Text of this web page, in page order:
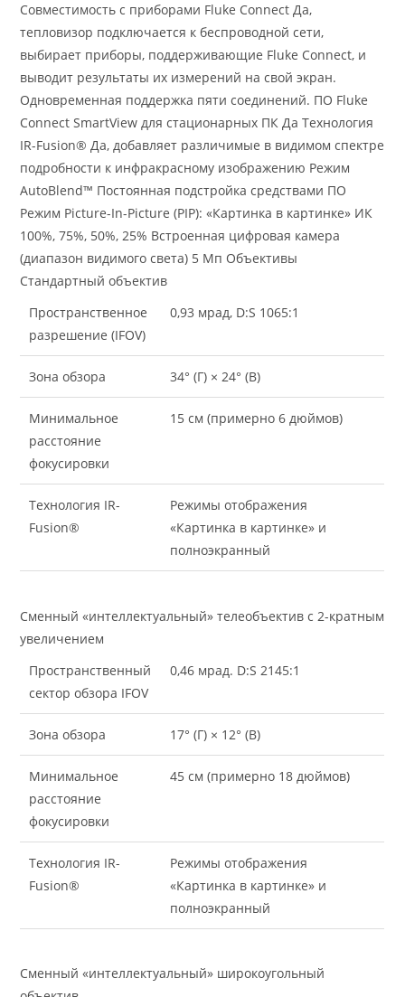
Совместимость с приборами Fluke Connect Да,
тепловизор подключается к беспроводной сети,
выбирает приборы, поддерживающие Fluke Connect, и
выводит результаты их измерений на свой экран.
Одновременная поддержка пяти соединений. ПО Fluke
Connect SmartView для стационарных ПК Да Технология
IR-Fusion® Да, добавляет различимые в видимом спектре
подробности к инфракрасному изображению Режим
AutoBlend™ Постоянная подстройка средствами ПО
Режим Picture-In-Picture (PIP): «Картинка в картинке» ИК
100%, 75%, 50%, 25% Встроенная цифровая камера
(диапазон видимого света) 5 Мп Объективы
Стандартный объектив
Пространственное
разрешение (IFOV)
0,93 мрад, D:S 1065:1
Зона обзора 34° (Г) × 24° (В)
Минимальное
расстояние
фокусировки
15 см (примерно 6 дюймов)
Технология IR-
Fusion®
Режимы отображения
«Картинка в картинке» и
полноэкранный
Сменный «интеллектуальный» телеобъектив с 2-кратным
увеличением
Пространственный
сектор обзора IFOV
0,46 мрад. D:S 2145:1
Зона обзора 17° (Г) × 12° (В)
Минимальное
расстояние
фокусировки
45 см (примерно 18 дюймов)
Технология IR-
Fusion®
Режимы отображения
«Картинка в картинке» и
полноэкранный
Сменный «интеллектуальный» широкоугольный